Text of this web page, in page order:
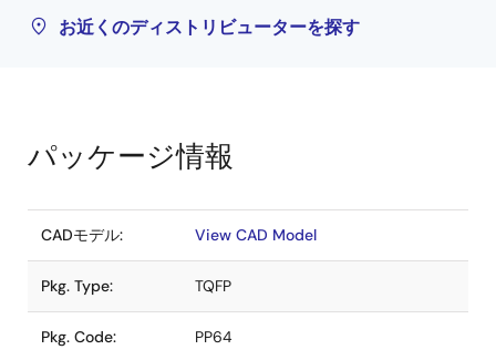
お近くのディストリビューターを探す
パッケージ情報
CADモデル: View CAD Model
Pkg. Type: TQFP
Pkg. Code: PP64